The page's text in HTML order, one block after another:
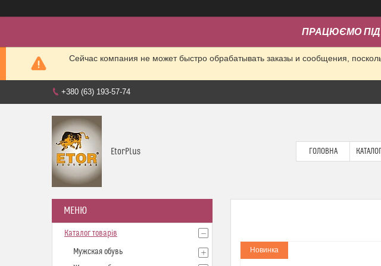
ПРАЦЮЄМО ПІД
Сейчас компания не может быстро обрабатывать заказы и сообщения,
+380 (63) 193-57-74
EtorPlus ГОЛОВНА
Новинка
Каталог товарів
Мужская обувь